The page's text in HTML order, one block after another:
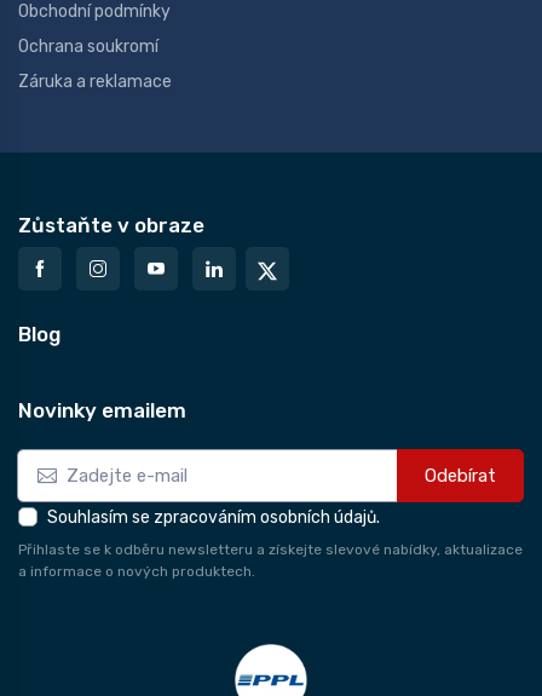
Obchodní podmínky
Ochrana soukromí
Záruka a reklamace
Zůstaňte v obraze
Blog
Novinky emailem
Odebírat
Souhlasím se zpracováním osobních údajů.
Přihlaste se k odběru newsletteru a získejte slevové nabídky, aktualizace
a informace o nových produktech.